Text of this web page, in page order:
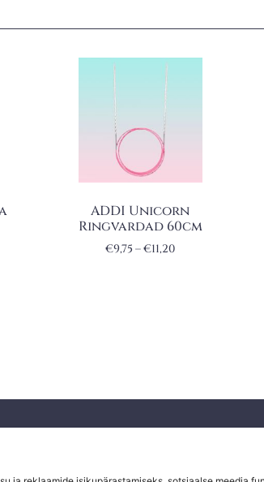
ADDI Unicorn
Ringvardad 60cm
€9,75 –€11,20